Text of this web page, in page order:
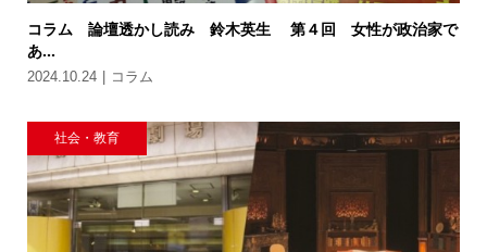
コラム 論壇透かし読み 鈴木英生 第４回 女性が政治家で
あ...
2024.10.24 コラム
社会・教育